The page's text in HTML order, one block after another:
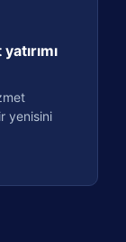
yenisini